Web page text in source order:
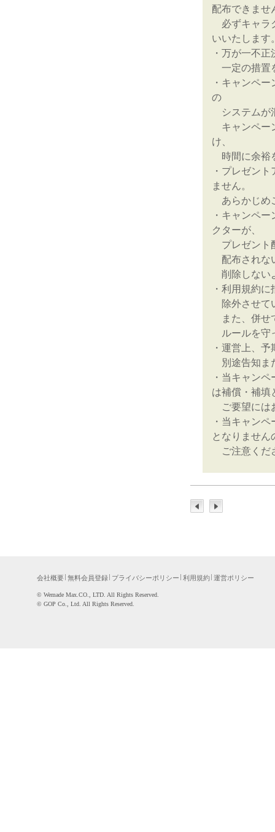
配布できませ
必ずキャラ
いいたします
・万が一不
一定の措置
・キャンペ
の
システムが
キャンペー
け、
時間に余裕
・プレゼン
ません。
あらかじめ
・キャンペ
クターが、
プレゼント
配布されな
削除しない
・利用規約
除外させて
また、併せ
ルールを守
・運営上、
別途告知ま
・当キャン
は補償・補填
ご要望には
・当キャン
となりません
ご注意くだ
会社概要 無料会員登録 プライバシーポリシー 利用規約 運営ポリシー
©WemadeMax.CO.,LTD.AllRightsReserved.
©GOPCo.,Ltd.AllRightsReserved.